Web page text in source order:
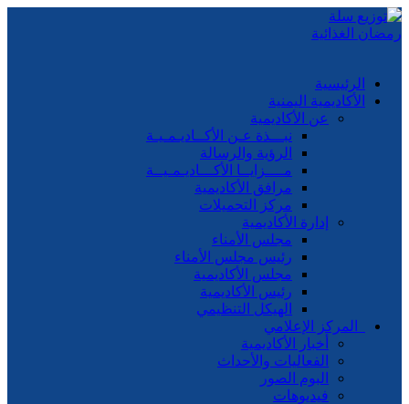
الرئيسية
الأكاديمية اليمنية
عن الأكاديمية
نبـــذة عـن الأكــاديـمـيـة
الرؤية والرسالة
مــــزايــا الأكـــاديـمـيــة
مرافق الأكاديمية
مركز التحميلات
إدارة الأكاديمية
مجلس الأمناء
رئيس مجلس الأمناء
مجلس الأكاديمية
رئيس الأكاديمية
الهيكل التنظيمي
المركز الإعلامي
أخبار الأكاديمية
الفعاليات والأحداث
البوم الصور
فيديوهات